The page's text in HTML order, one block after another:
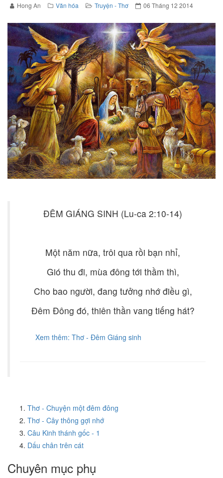
Hong An Văn hóa Truyện - Thơ 06 Tháng 12 2014
ĐÊM GIÁNG SINH (Lu-ca 2:10-14)
Một năm nữa, trôi qua rồi bạn nhỉ,
Gió thu đi, mùa đông tới thầm thì,
Cho bao người, đang tưởng nhớ điều gì,
Đêm Đông đó, thiên thần vang tiếng hát?
Xem thêm: Thơ - Đêm Giáng sinh
Thơ - Chuyện một đêm đông
Thơ - Cây thông gợi nhớ
Câu Kinh thánh gốc - 1
Dấu chân trên cát
Chuyên mục phụ